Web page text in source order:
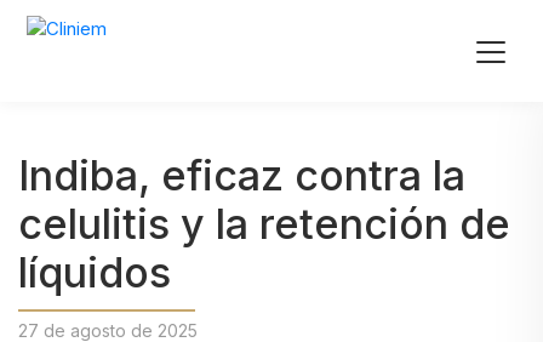
Indiba, eficaz contra la
celulitis y la retención de
líquidos
27 de agosto de 2025